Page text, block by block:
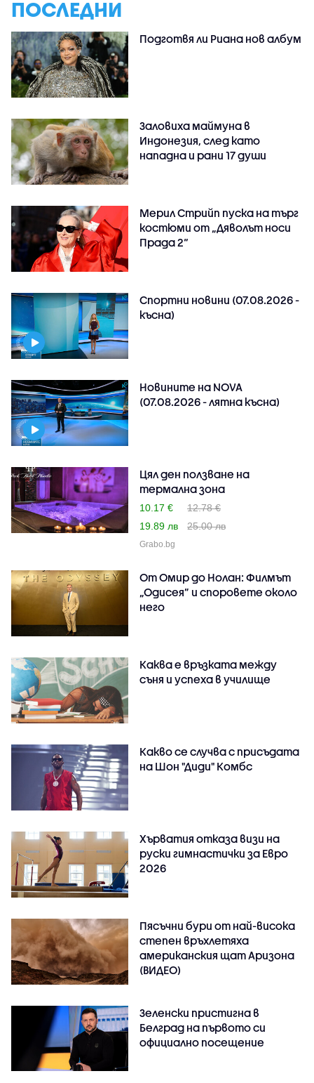
ПОСЛЕДНИ
Подготвя ли Риана нов албум
Заловиха маймуна в
Индонезия, след като
нападна и рани 17 души
Мерил Стрийп пуска на търг
костюми от „Дяволът носи
Прада 2“
Спортни новини (07.08.2026 -
късна)
Новините на NOVA
(07.08.2026 - лятна късна)
Цял ден ползване на
термална зона
10.17 €
12.78 €
19.89 лв
25.00 лв
Grabo.bg
От Омир до Нолан: Филмът
„Одисея” и споровете около
него
Каква е връзката между
съня и успеха в училище
Какво се случва с присъдата
на Шон "Диди" Комбс
Хърватия отказа визи на
руски гимнастички за Евро
2026
Пясъчни бури от най-висока
степен връхлетяха
американския щат Аризона
(ВИДЕО)
Зеленски пристигна в
Белград на първото си
официално посещение